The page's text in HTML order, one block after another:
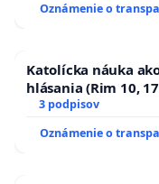
Oznámenie o
Katolícka náuka
hlásania (Rim 10,
3 podpisov
Oznámenie o